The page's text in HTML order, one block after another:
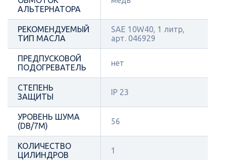
АЛЬТЕРНАТОРА
РЕКОМЕНДУЕМЫЙ
ТИП МАСЛА
SAE 10W40, 1 литр,
арт. 046929
ПРЕДПУСКОВОЙ
ПОДОГРЕВАТЕЛЬ
нет
СТЕПЕНЬ
ЗАЩИТЫ
IP 23
УРОВЕНЬ ШУМА
(DB/7М)
56
КОЛИЧЕСТВО
ЦИЛИНДРОВ
1